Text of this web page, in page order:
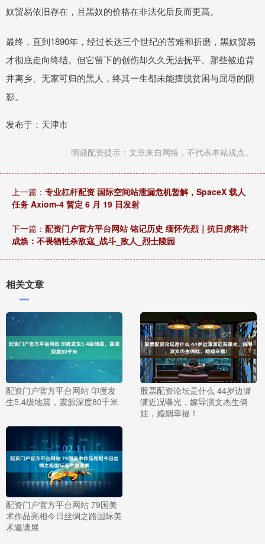
奴贸易依旧存在，且黑奴的价格在非法化后反而更高。
最终，直到1890年，经过长达三个世纪的苦难和折磨，黑奴贸易
才彻底走向终结。但它留下的创伤却久久无法抚平。那些被迫背
井离乡、无家可归的黑人，终其一生都未能摆脱贫困与屈辱的阴
影。
发布于：天津市
明鼎配资提示：文章来自网络，不代表本站观点。
上一篇： 专业杠杆配资 国际空间站泄漏危机暂解，SpaceX 载人
任务 Axiom-4 暂定 6 月 19 日发射
下一篇： 配资门户官方平台网站 铭记历史 缅怀先烈｜抗日虎将叶
成焕：不畏牺牲杀敌寇_战斗_敌人_烈士陵园
相关文章
配资门户官方平台网站 印度发
生5.4级地震，震源深度80千米
股票配资论坛是什么 44岁边潇
潇近况曝光，嫁导演文杰生俩
娃，婚姻幸福！
配资门户官方平台网站 79国美
术作品亮相今日丝绸之路国际美
术邀请展